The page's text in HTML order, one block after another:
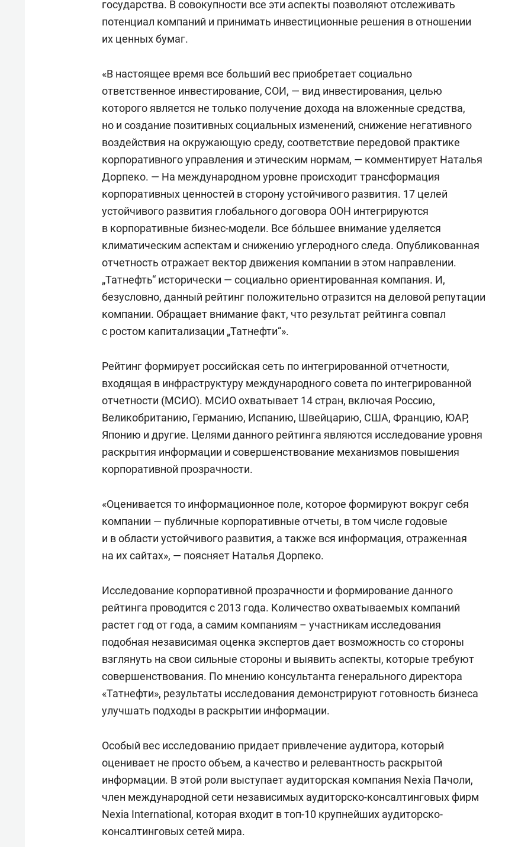
государства. В совокупности все эти аспекты позволяют отслеживать
потенциал компаний и принимать инвестиционные решения в отношении
их ценных бумаг.
«В настоящее время все больший вес приобретает социально
ответственное инвестирование, СОИ, — вид инвестирования, целью
которого является не только получение дохода на вложенные средства,
но и создание позитивных социальных изменений, снижение негативного
воздействия на окружающую среду, соответствие передовой практике
корпоративного управления и этическим нормам, — комментирует Наталья
Дорпеко. — На международном уровне происходит трансформация
корпоративных ценностей в сторону устойчивого развития. 17 целей
устойчивого развития глобального договора ООН интегрируются
в корпоративные бизнес-модели. Все бо́льшее внимание уделяется
климатическим аспектам и снижению углеродного следа. Опубликованная
отчетность отражает вектор движения компании в этом направлении.
„Татнефть“ исторически — социально ориентированная компания. И,
безусловно, данный рейтинг положительно отразится на деловой репутации
компании. Обращает внимание факт, что результат рейтинга совпал
с ростом капитализации „Татнефти“».
Рейтинг формирует российская сеть по интегрированной отчетности,
входящая в инфраструктуру международного совета по интегрированной
отчетности (МСИО). МСИО охватывает 14 стран, включая Россию,
Великобританию, Германию, Испанию, Швейцарию, США, Францию, ЮАР,
Японию и другие. Целями данного рейтинга являются исследование уровня
раскрытия информации и совершенствование механизмов повышения
корпоративной прозрачности.
«Оценивается то информационное поле, которое формируют вокруг себя
компании — публичные корпоративные отчеты, в том числе годовые
и в области устойчивого развития, а также вся информация, отраженная
на их сайтах», — поясняет Наталья Дорпеко.
Исследование корпоративной прозрачности и формирование данного
рейтинга проводится с 2013 года. Количество охватываемых компаний
растет год от года, а самим компаниям – участникам исследования
подобная независимая оценка экспертов дает возможность со стороны
взглянуть на свои сильные стороны и выявить аспекты, которые требуют
совершенствования. По мнению консультанта генерального директора
«Татнефти», результаты исследования демонстрируют готовность бизнеса
улучшать подходы в раскрытии информации.
Особый вес исследованию придает привлечение аудитора, который
оценивает не просто объем, а качество и релевантность раскрытой
информации. В этой роли выступает аудиторская компания Nexia Пачоли,
член международной сети независимых аудиторско-консалтинговых фирм
Nexia International, которая входит в топ-10 крупнейших аудиторско-
консалтинговых сетей мира.